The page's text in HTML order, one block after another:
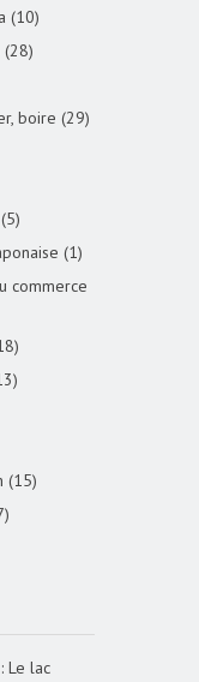
(10)
(28)
boire (29)
(5)
(1)
commerce
(15)
Le lac